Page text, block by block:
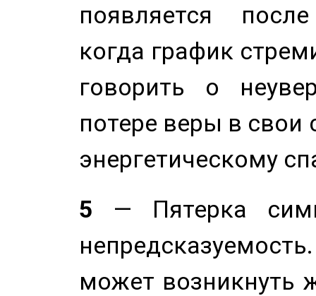
появляется
когда график
говорить о
потере веры в свои
энергетическому
5 — Пятерка
может возникнуть